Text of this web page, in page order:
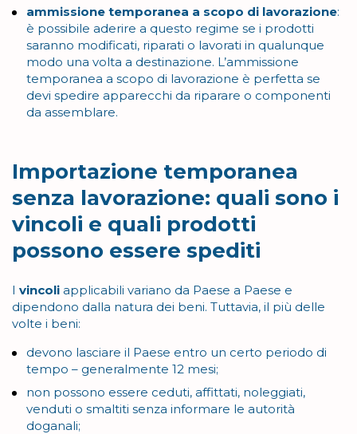
ammissione temporanea a scopo di lavorazione:
è possibile aderire a questo regime se i prodotti
saranno modificati, riparati o lavorati in qualunque
modo una volta a destinazione. L’ammissione
temporanea a scopo di lavorazione è perfetta se
devi spedire apparecchi da riparare o componenti
da assemblare.
Importazione temporanea
senza lavorazione: quali sono i
vincoli e quali prodotti
possono essere spediti
I vincoli applicabili variano da Paese a Paese e
dipendono dalla natura dei beni. Tuttavia, il più delle
volte i beni:
devono lasciare il Paese entro un certo periodo di
tempo – generalmente 12 mesi;
non possono essere ceduti, affittati, noleggiati,
venduti o smaltiti senza informare le autorità
doganali;